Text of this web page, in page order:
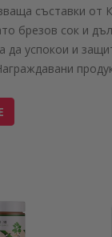
съставки от
брезов сок и
да успокои и